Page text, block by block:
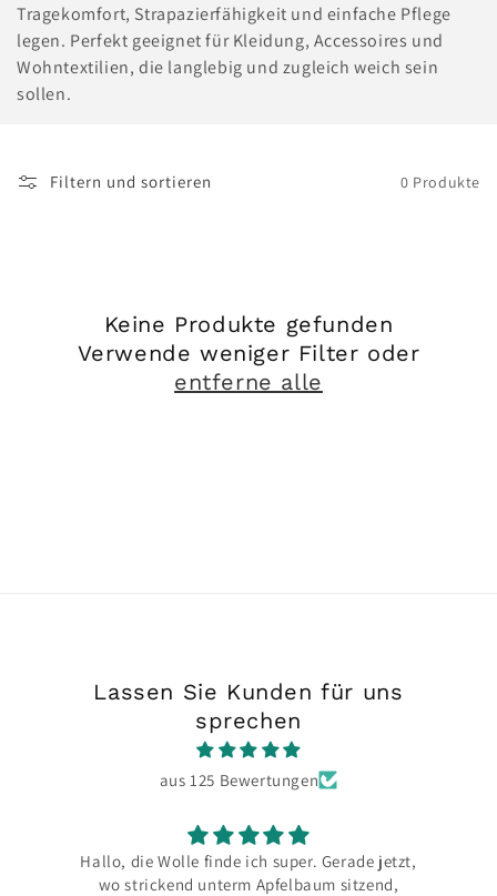
i
e
:
Tragekomfort, Strapazierfähigkeit und einfache Pflege
legen. Perfekt geeignet für Kleidung, Accessoires und
Wohntextilien, die langlebig und zugleich weich sein
sollen.
Filtern und sortieren 0 Produkte
Keine Produkte gefunden
Verwende weniger Filter oder
entferne alle
Lassen Sie Kunden für uns
sprechen
aus 125 Bewertungen
Hallo, die Wolle finde ich super. Gerade jetzt,
wo strickend unterm Apfelbaum sitzend,